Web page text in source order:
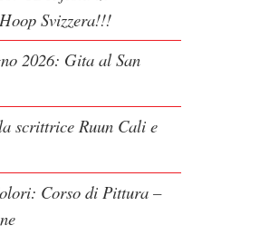
Svizzera!!!
2026: Gita al San
scrittrice Ruun Cali e
Corso di Pittura –